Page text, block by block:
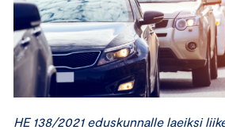
HE 138/2021 eduskunnalle laeiksi